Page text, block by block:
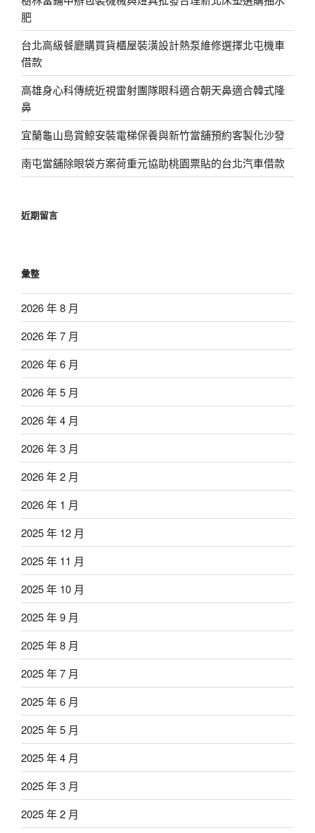
肥
台北高級餐廳購買貨櫃屋裝潢設計熱泵維修選擇北屯機車
借款
高雄身心科傳統近視雷射團隊眼科適合朝天鼻適合韓式隆
鼻
宜蘭龜山島賞鯨安裝電梯保養與新竹當舖預約客製化沙發
南屯當舖除眼袋方案荷重元協助桃園票貼的台北汽車借款
近期留言
彙整
2026 年 8 月
2026 年 7 月
2026 年 6 月
2026 年 5 月
2026 年 4 月
2026 年 3 月
2026 年 2 月
2026 年 1 月
2025 年 12 月
2025 年 11 月
2025 年 10 月
2025 年 9 月
2025 年 8 月
2025 年 7 月
2025 年 6 月
2025 年 5 月
2025 年 4 月
2025 年 3 月
2025 年 2 月